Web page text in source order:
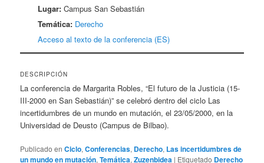
Lugar: Campus San Sebastián
Temática: Derecho
Acceso al texto de la conferencia (ES)
DESCRIPCIÓN
La conferencia de Margarita Robles, “El futuro de la Justicia (15-
III-2000 en San Sebastián)” se celebró dentro del ciclo Las
incertidumbres de un mundo en mutación, el 23/05/2000, en la
Universidad de Deusto (Campus de Bilbao).
Publicado en Ciclo,Conferencias, Derecho, Las incertidumbres de
un mundo en mutación,Temática,Zuzenbidea | Etiquetado Derecho